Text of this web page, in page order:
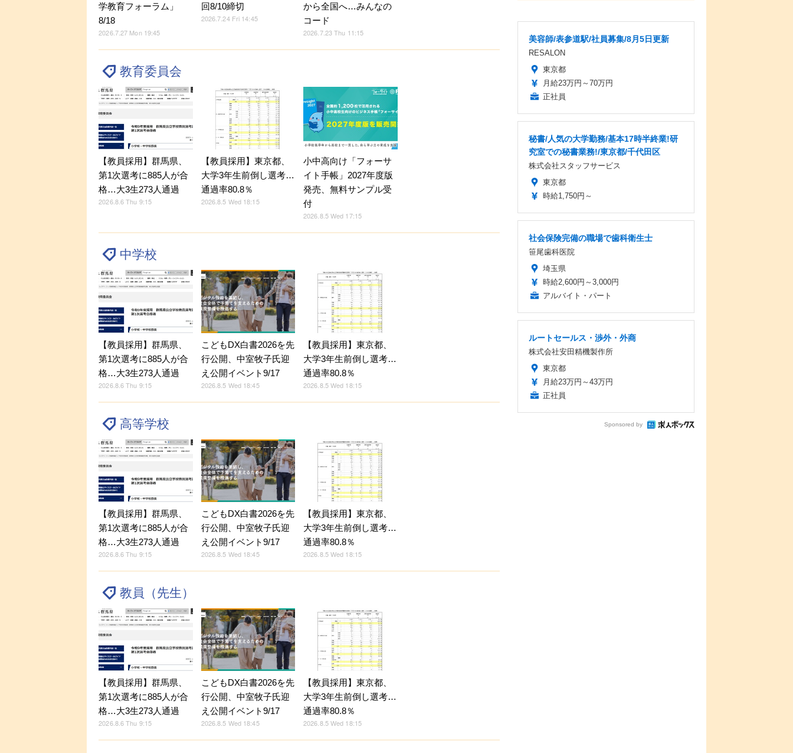
学教育フォーラム」
8/18
2026.7.27 Mon 19:45
回8/10締切
2026.7.24 Fri 14:45
から全国へ…みんなの
コード
2026.7.23 Thu 11:15
教育委員会
【教員採用】群馬県、
第1次選考に885人が合
格…大3生273人通過
2026.8.6 Thu 9:15
【教員採用】東京都、
大学3年生前倒し選考…
通過率80.8％
2026.8.5 Wed 18:15
小中高向け「フォーサ
イト手帳」2027年度版
発売、無料サンプル受
付
2026.8.5 Wed 17:15
中学校
【教員採用】群馬県、
第1次選考に885人が合
格…大3生273人通過
2026.8.6 Thu 9:15
こどもDX白書2026を先
行公開、中室牧子氏迎
え公開イベント9/17
2026.8.5 Wed 18:45
【教員採用】東京都、
大学3年生前倒し選考…
通過率80.8％
2026.8.5 Wed 18:15
高等学校
【教員採用】群馬県、
第1次選考に885人が合
格…大3生273人通過
2026.8.6 Thu 9:15
こどもDX白書2026を先
行公開、中室牧子氏迎
え公開イベント9/17
2026.8.5 Wed 18:45
【教員採用】東京都、
大学3年生前倒し選考…
通過率80.8％
2026.8.5 Wed 18:15
教員（先生）
【教員採用】群馬県、
第1次選考に885人が合
格…大3生273人通過
2026.8.6 Thu 9:15
こどもDX白書2026を先
行公開、中室牧子氏迎
え公開イベント9/17
2026.8.5 Wed 18:45
【教員採用】東京都、
大学3年生前倒し選考…
通過率80.8％
2026.8.5 Wed 18:15
美容師/表参道駅/社員募集/8月5日更新
RESALON
東京都
月給23万円～70万円
正社員
秘書/人気の大学勤務/基本17時半終業!研
究室での秘書業務!/東京都/千代田区
株式会社スタッフサービス
東京都
時給1,750円～
社会保険完備の職場で歯科衛生士
笹尾歯科医院
埼玉県
時給2,600円～3,000円
アルバイト・パート
ルートセールス・渉外・外商
株式会社安田精機製作所
東京都
月給23万円～43万円
正社員
Sponsored by